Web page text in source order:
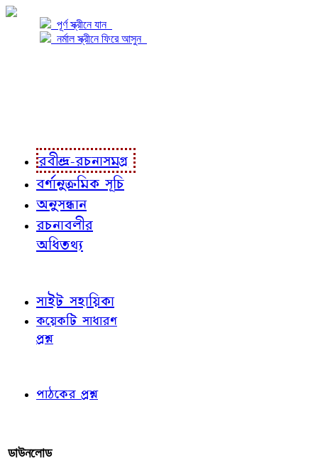
পূর্ণ স্ক্রীনে যান
নর্মাল স্ক্রীনে ফিরে আসুন
রবীন্দ্র-রচনাসমগ্র
বর্ণানুক্রমিক সূচি
অনুসন্ধান
রচনাবলীর
অধিতথ্য
সাইট সহায়িকা
কয়েকটি সাধারণ
প্রশ্ন
পাঠকের প্রশ্ন
ডাউনলোড